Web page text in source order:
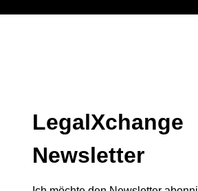
LegalXchange
Newsletter